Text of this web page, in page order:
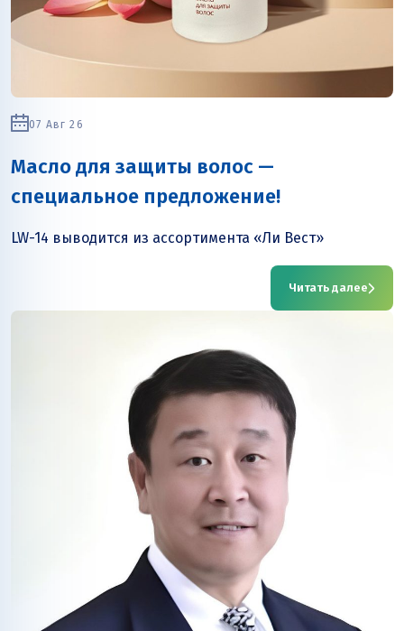
07 Авг 26
Масло для защиты волос —
специальное предложение!
LW-14 выводится из ассортимента «Ли Вест»
Читать далее